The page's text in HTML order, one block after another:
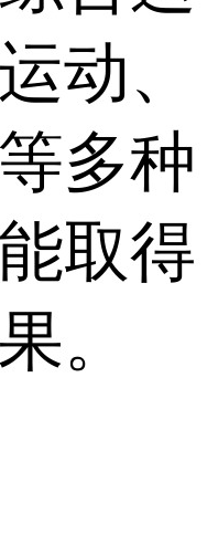
动、
多种
取得
。